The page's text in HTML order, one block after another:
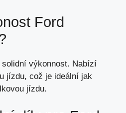
Ford
solidní výkonnost. Nabízí
jízdu, což je ideální jak
jízdu.